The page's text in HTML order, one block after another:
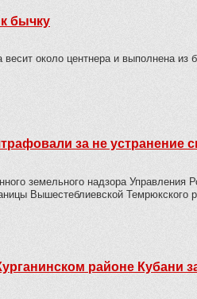
бычку
около центнера и выполнена из
за не устранение
земельного надзора Управления
Вышестеблиевской Темрюкского
районе Кубани